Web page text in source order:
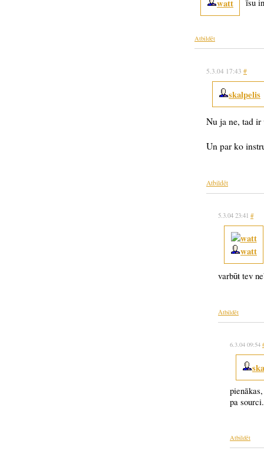
watt
īsu
Atbildēt
5.3.04 17:43 #
skalpelis
Nu ja ne, tad
Un par ko
Atbildēt
5.3.04 23:41 #
watt
varbūŧ tev
Atbildēt
6.3.04 09:54
pa sourci.
Atbildēt